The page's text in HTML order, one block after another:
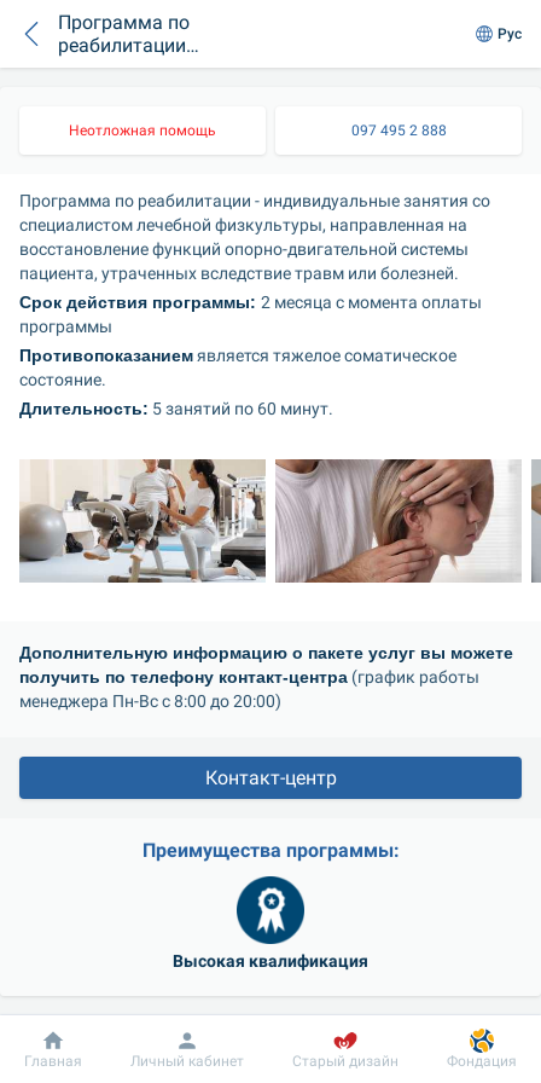
Программа по
реабилитации
Базовая (5 занятий)
Рус
Неотложная помощь 097 495 2 888
Программа по реабилитации - индивидуальные занятия со
специалистом лечебной физкультуры, направленная на
восстановление функций опорно-двигательной системы
пациента, утраченных вследствие травм или болезней.
Срок действия программы: 2 месяца с момента оплаты
программы
Противопоказанием является тяжелое соматическое
состояние.
Длительность: 5 занятий по 60 минут.
Дополнительную информацию о пакете услуг вы можете
получить по телефону контакт-центра (график работы
менеджера Пн-Вс с 8:00 до 20:00)
Контакт-центр
Преимущества программы:
Высокая квалификация
Добробут Информация Пациенту
Главная Личный кабинет Старый дизайн Фондация